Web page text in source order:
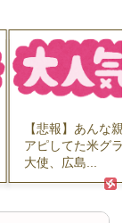
【悲報】あんな親
アピしてた米グラ
大使、広島...